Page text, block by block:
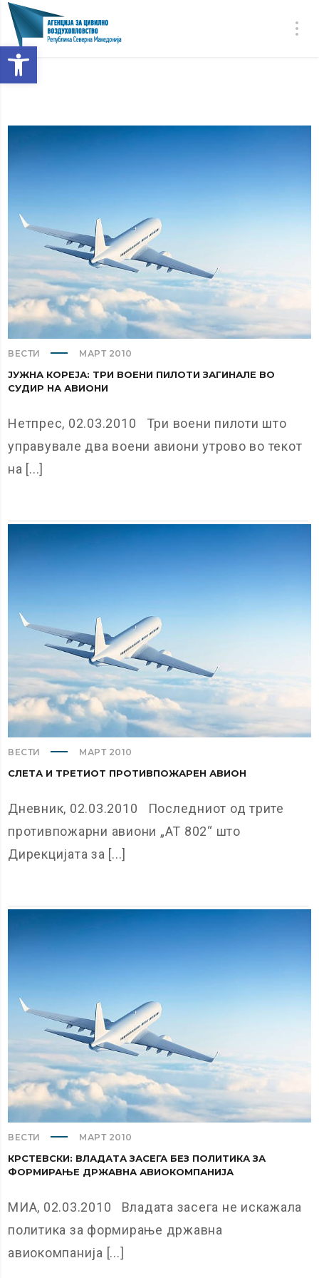
Open toolbar
ВЕСТИ МАРТ 2010
ЈУЖНА КОРЕЈА: ТРИ ВОЕНИ ПИЛОТИ ЗАГИНАЛЕ ВО
СУДИР НА АВИОНИ
Нетпрес, 02.03.2010 Три воени пилоти што
управувале два воени авиони утрово во текот
на [...]
ВЕСТИ МАРТ 2010
СЛЕТА И ТРЕТИОТ ПРОТИВПОЖАРЕН АВИОН
Дневник, 02.03.2010 Последниот од трите
противпожарни авиони „АТ 802“ што
Дирекцијата за [...]
ВЕСТИ МАРТ 2010
КРСТЕВСКИ: ВЛАДАТА ЗАСЕГА БЕЗ ПОЛИТИКА ЗА
ФОРМИРАЊЕ ДРЖАВНА АВИОКОМПАНИЈА
МИА, 02.03.2010 Владата засега не искажала
политика за формирање државна
авиокомпанија [...]